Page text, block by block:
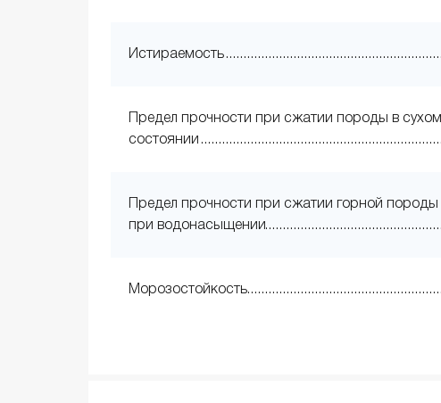
Истираемость
Предел прочности при сжатии породы в сухом
состоянии
Предел прочности при сжатии горной породы
при водонасыщении
Морозостойкость